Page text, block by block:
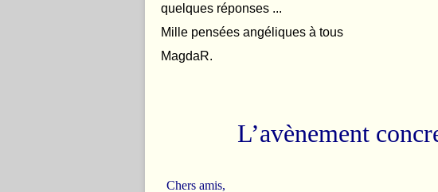
quelques réponses ...
Mille pensées angéliques à tous
MagdaR.
L’avènement
Chers amis,